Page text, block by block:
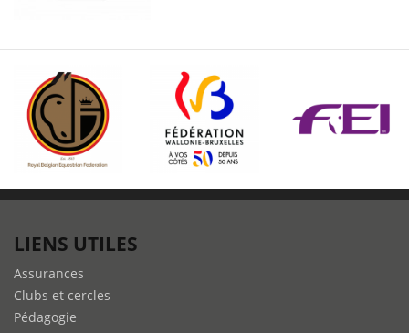
LIENS UTILES
Assurances
Clubs et cercles
Pédagogie